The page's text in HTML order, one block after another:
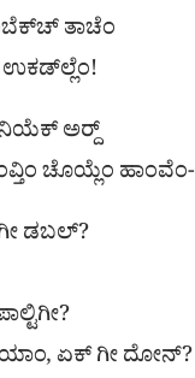
ತಾಚೆಂ
ಉಕಡ್‌ಲ್ಲೆಂ!
ಅರ‍್ದ್
ಚೊಯ್ಲೆಂ ಹಾಂವೆಂ-
ಡಬಲ್?
ಏಕ್ ಗೀ ದೋನ್?